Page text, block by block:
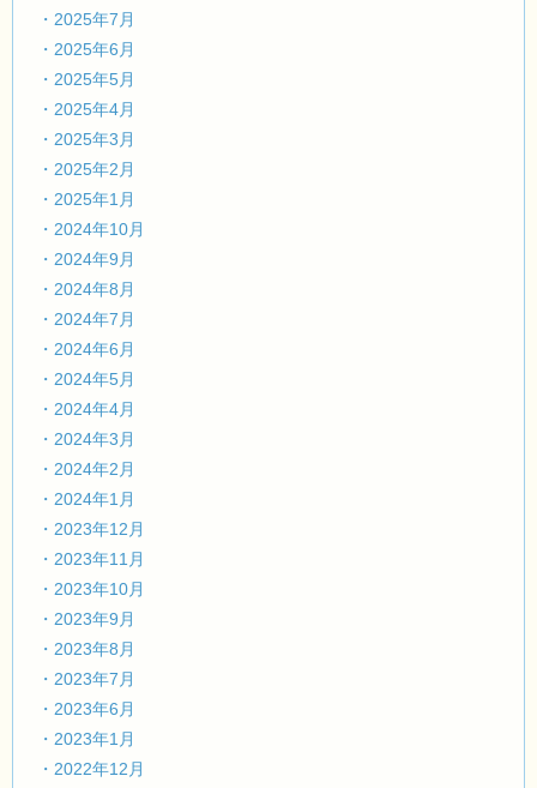
・2025年7月
・2025年6月
・2025年5月
・2025年4月
・2025年3月
・2025年2月
・2025年1月
・2024年10月
・2024年9月
・2024年8月
・2024年7月
・2024年6月
・2024年5月
・2024年4月
・2024年3月
・2024年2月
・2024年1月
・2023年12月
・2023年11月
・2023年10月
・2023年9月
・2023年8月
・2023年7月
・2023年6月
・2023年1月
・2022年12月